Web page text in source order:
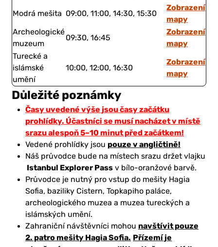
Modrá mešita 09:00, 11:00, 14:30, 15:30
Zobrazení
mapy
Archeologické
muzeum
09:30, 16:45
Zobrazení
mapy
Turecké a
islámské
umění
10:00, 12:00, 16:30
Zobrazení
mapy
Důležité poznámky
Časy uvedené výše jsou časy začátku
prohlídky. Účastníci se musí nacházet v místě
srazu alespoň 5–10 minut před začátkem!
Vedené prohlídky jsou pouze v angličtině!
Náš průvodce bude na místech srazu držet vlajku
Istanbul Explorer Pass v bílo-oranžové barvě.
Průvodce je nutný pro vstup do mešity Hagia
Sofia, baziliky Cistern, Topkapiho paláce,
archeologického muzea a muzea tureckých a
islámských umění.
Zahraniční návštěvníci mohou navštívit pouze
2. patro mešity Hagia Sofia. Přízemí je